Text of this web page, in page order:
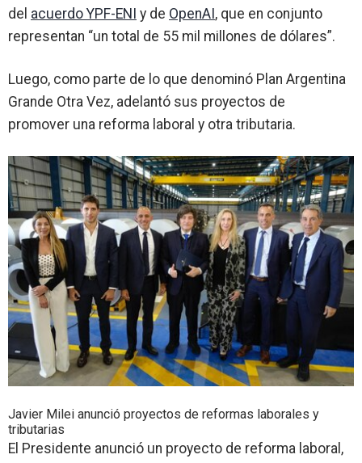
del acuerdo YPF-ENI y de OpenAI, que en conjunto
representan “un total de 55 mil millones de dólares”.
Luego, como parte de lo que denominó Plan Argentina
Grande Otra Vez, adelantó sus proyectos de
promover una reforma laboral y otra tributaria.
Javier Milei anunció proyectos de reformas laborales y
tributarias
El Presidente anunció un proyecto de reforma laboral ,